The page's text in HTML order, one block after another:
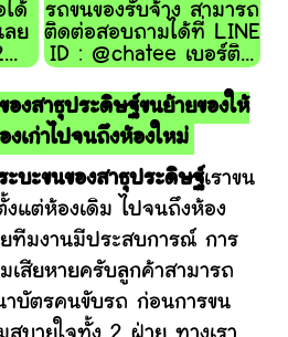
ด้
ลย
รถขนของรับจ้าง สามารถ
ติดต่อสอบถามได้ที่ LINE
ID : @chatee เบอร์ติ...
องสาธุประดิษฐ์ขนย้ายของให้
เก่าไปจนถึงห้องใหม่
ะบะขนของสาธุประดิษฐ์เราขน
แต่ห้องเดิม ไปจนถึงห้อง
ทีมงานมีประสบการณ์ การ
เสียหายครับลูกค้าสามารถ
าบัตรคนขับรถ ก่อนการขน